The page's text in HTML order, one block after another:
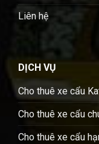
Liên hệ
DỊCH VỤ
Cho thuê xe cẩu
Cho thuê xe cẩu
Cho thuê xe cẩu